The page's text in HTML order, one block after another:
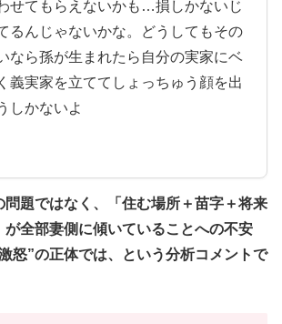
せてもらえないかも…損しかないじ
るんじゃないかな。どうしてもその
なら孫が生まれたら自分の実家にベ
義実家を立ててしょっちゅう顔を出
しかないよ
題ではなく、「住む場所＋苗字＋将来
が全部妻側に傾いていることへの不安
怒”の正体では、という分析コメントで